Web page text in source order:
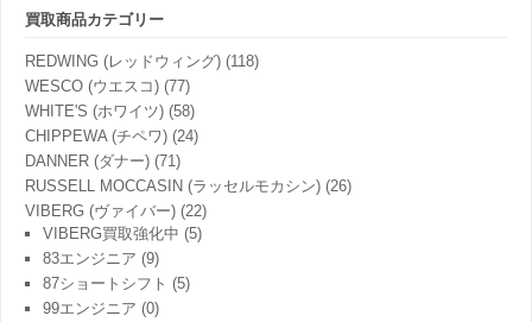
買取商品カテゴリー
REDWING (レッドウィング) (118)
WESCO (ウエスコ) (77)
WHITE'S (ホワイツ) (58)
CHIPPEWA (チペワ) (24)
DANNER (ダナー) (71)
RUSSELL MOCCASIN (ラッセルモカシン) (26)
VIBERG (ヴァイバー) (22)
VIBERG買取強化中 (5)
83エンジニア (9)
87ショートシフト (5)
99エンジニア (0)